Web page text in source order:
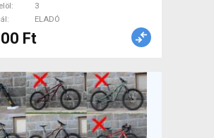
3
ELADÓ
Ft